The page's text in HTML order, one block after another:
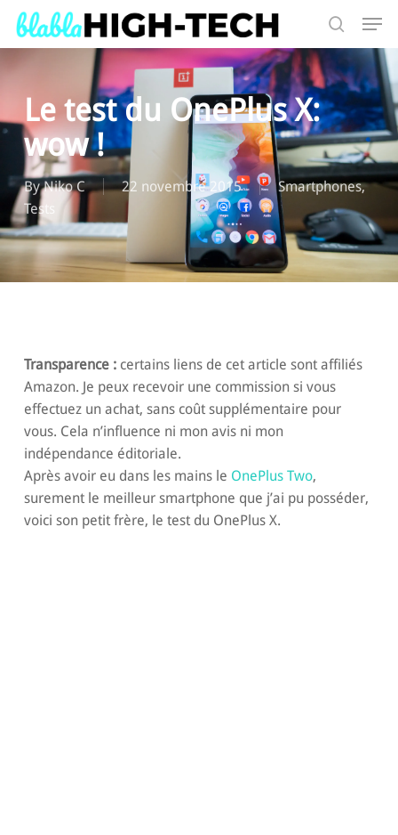
Skip
Le test du OnePlus X:
wow !
By Niko C 22 novembre 2015 Smartphones,
Tests
Transparence :certains liens de cet article sont affiliés
Amazon. Je peux recevoir une commission si vous
effectuez un achat, sans coût supplémentaire pour
vous. Cela n’influence ni mon avis ni mon
indépendance éditoriale.
Après avoir eu dans les mains le OnePlus Two,
surement le meilleur smartphone que j’ai pu posséder,
voici son petit frère, le test du OnePlus X.